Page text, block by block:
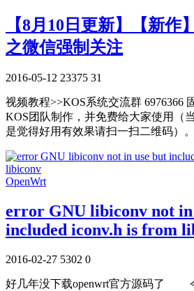
【8月10日更新】【新作
之微信强制关注
2016-05-12 23375 31
视频教程>>KOS系统交流群 6976366
KOS团队制作，并免费给大家使用（
是觉得好用有效果请扫一扫二维码）
OpenWrt
error GNU libiconv not in
included iconv.h is from
2016-02-27 5302 0
好几年没下载openwrt官方源码了